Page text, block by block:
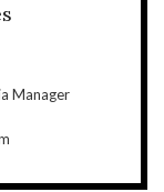
Manager